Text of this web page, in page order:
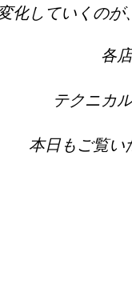
化していくのが
各
テクニカ
本日もご覧い